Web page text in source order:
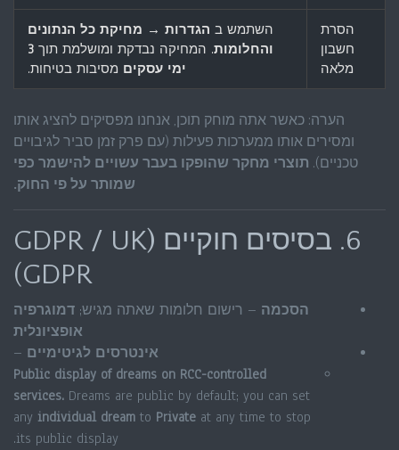
הסרת
חשבון
מלאה
השתמש ב הגדרות → מחיקת כל הנתונים
והחלומות. המחיקה נבדקת ומושלמת תוך 3
ימי עסקים מסיבות בטיחות.
הערה: כאשר אתה מוחק תוכן, אנחנו מפסיקים להציג אותו
ומסירים אותו ממערכות פעילות (עם פרק זמן סביר לגיבויים
טכניים). תוצרי מחקר שהופקו בעבר עשויים להישמר כפי
שמותר על פי החוק.
6. בסיסים חוקיים (GDPR / UK
GDPR)
הסכמה – רישום חלומות שאתה מגיש; דמוגרפיה
אופציונלית
אינטרסים לגיטימיים –
Public display of dreams on RCC-controlled
services. Dreams are public by default; you can set
any individual dream to Private at any time to stop
its public display.